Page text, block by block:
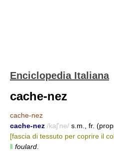
Enciclopedia Italiana
cache-nez
cache-nez
cache-nez /kaʃ'ne/ s.m., fr.
[fascia di tessuto per coprire il
‖ foulard